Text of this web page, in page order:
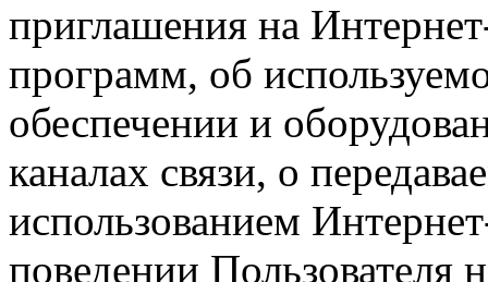
приглашения на
программ, об
обеспечении и
каналах связи, о
использованием
поведении Пользователя